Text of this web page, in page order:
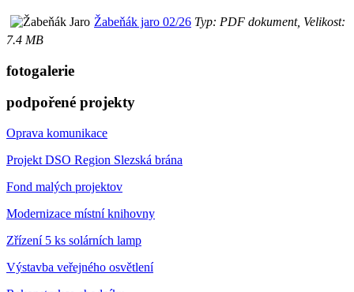
Žabeňák jaro 02/26 Typ: PDF dokument, Velikost:
7.4 MB
fotogalerie
podpořené projekty
Oprava komunikace
Projekt DSO Region Slezská brána
Fond malých projektov
Modernizace místní knihovny
Zřízení 5 ks solárních lamp
Výstavba veřejného osvětlení